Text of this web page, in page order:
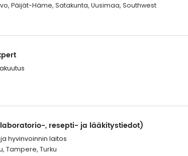
Päijät-Häme, Satakunta, Uusimaa, Southwest
, resepti- ja lääkitystiedot)
hyvinvoinnin laitos
Tampere, Turku